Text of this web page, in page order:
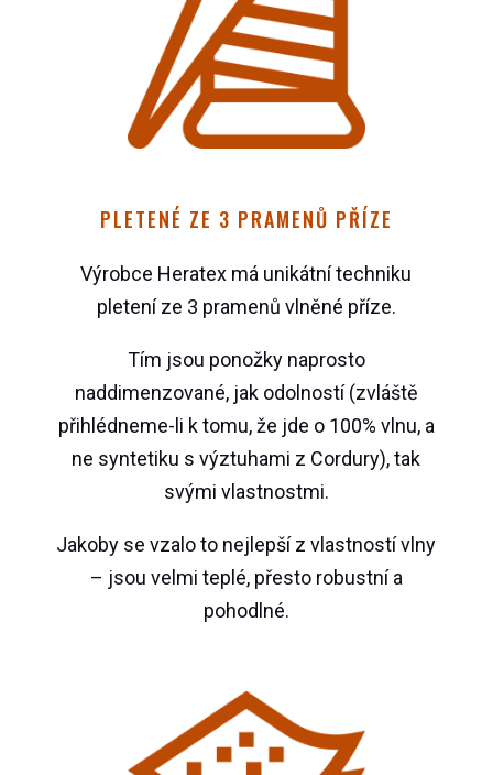
PLETENÉ ZE 3 PRAMENŮ PŘÍZE
Výrobce Heratex má unikátní techniku
pletení ze 3 pramenů vlněné příze.
Tím jsou ponožky naprosto
naddimenzované, jak odolností (zvláště
přihlédneme-li k tomu, že jde o 100% vlnu, a
ne syntetiku s výztuhami z Cordury), tak
svými vlastnostmi.
Jakoby se vzalo to nejlepší z vlastností vlny
– jsou velmi teplé, přesto robustní a
pohodlné.